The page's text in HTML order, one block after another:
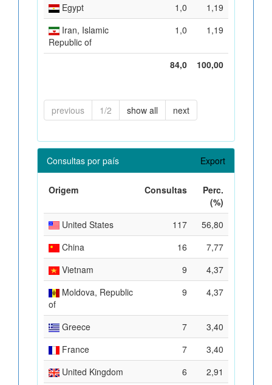
Egypt
1,0
1,19
Iran, Islamic
Republic of
1,0 1,19
84,0 100,00
previous 1/2 show all next
Consultas por país Export
Origem Consultas
Perc.
(%)
United States
117
56,80
China
16
7,77
Vietnam
9
4,37
Moldova, Republic
of
9 4,37
Greece 7
3,40
France
7
3,40
United Kingdom
6
2,91